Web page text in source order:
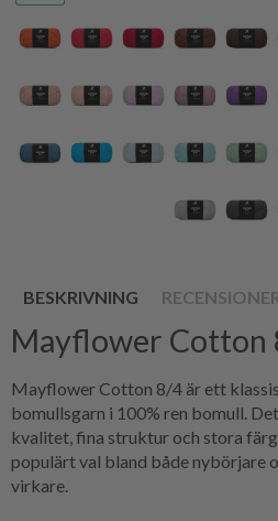
BESKRIVNING
Mayflower Cotton
Mayflower Cotton 8/4 är ett
bomullsgarn i 100% ren bomull.
kvalitet, fina struktur och stora
populärt val bland både nybörjare
virkare.